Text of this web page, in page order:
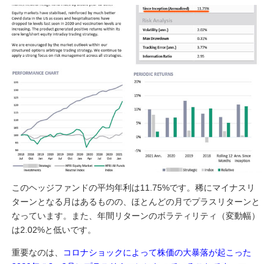
このヘッジファンドの平均年利は11.75%です。稀にマイナスリ
ターンとなる月はあるものの、ほとんどの月でプラスリターンと
なっています。また、年間リターンのボラティリティ（変動幅）
は2.02%と低いです。
重要なのは、
コロナショックによって株価の大暴落が起こった